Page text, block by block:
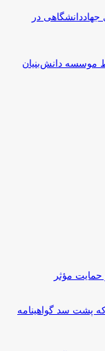
در
موسسه دانش‌بنیان
مؤثر
پشت سد گواهینامه